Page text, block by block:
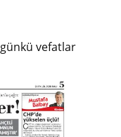
vefatlar